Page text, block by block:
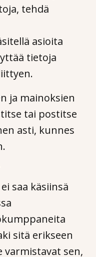
tehdä
asioita
tietoja
ja mainoksien
tai postitse
asti, kunnes
saa käsiinsä
sitä erikseen
varmistavat sen,